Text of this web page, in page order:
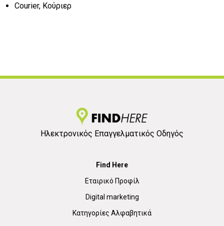
Courier, Κούριερ
Ηλεκτρονικός Επαγγελματικός Οδηγός
Find Here
Εταιρικό Προφίλ
Digital marketing
Κατηγορίες Αλφαβητικά